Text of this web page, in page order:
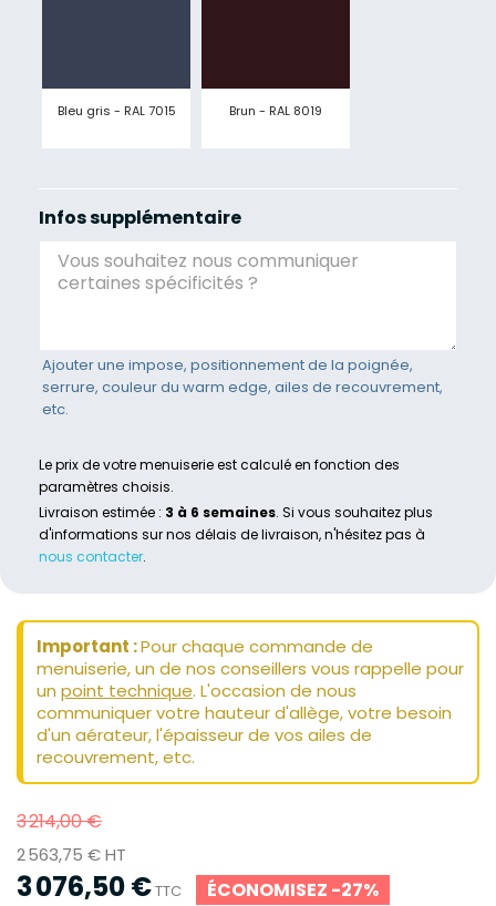
Bleu gris - RAL 7015 Brun - RAL 8019
Infos supplémentaire
Ajouter une impose, positionnement de la poignée,
serrure, couleur du warm edge, ailes de recouvrement,
etc.
Le prix de votre menuiserie est calculé en fonction des
paramètres choisis.
Livraison estimée : 3 à 6 semaines. Si vous souhaitez plus
d'informations sur nos délais de livraison, n'hésitez pas à
nous contacter.
Important :Pour chaque commande de
menuiserie, un de nos conseillers vous rappelle pour
un point technique. L'occasion de nous
communiquer votre hauteur d'allège, votre besoin
d'un aérateur, l'épaisseur de vos ailes de
recouvrement, etc.
3 214,00 €
2 563,75 € HT
3 076,50 €TTC ÉCONOMISEZ -27%